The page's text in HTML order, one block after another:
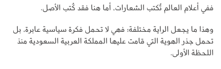
ففي أعلام العالم تُكتب الشعارات، أما هنا فقد كُتب الأصل.
وهذا ما يجعل الراية مختلفة؛ فهي لا تحمل فكرة سياسية عابرة، بل
تحمل جذر الهوية التي قامت عليها المملكة العربية السعودية منذ
اللحظة الأولى.